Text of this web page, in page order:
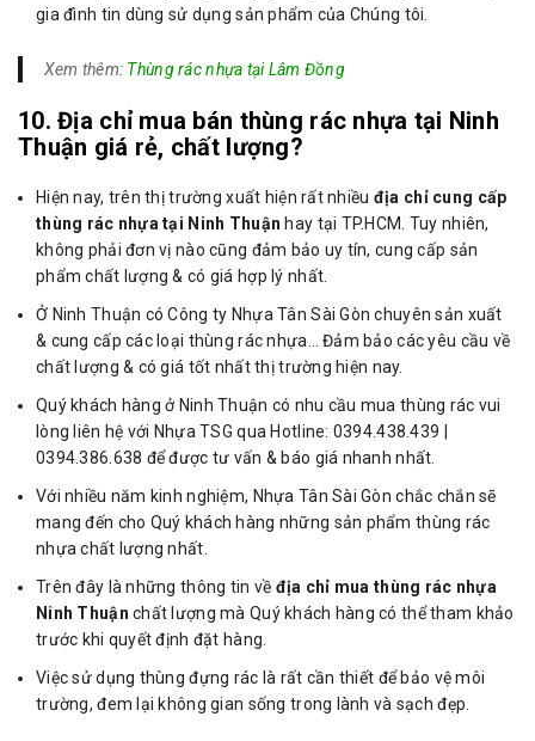
gia đình tin dùng sử dụng sản phẩm của Chúng tôi.
Xem thêm: Thùng rác nhựa tại Lâm Đồng
10. Địa chỉ mua bán thùng rác nhựa tại Ninh
Thuận giá rẻ, chất lượng?
Hiện nay, trên thị trường xuất hiện rất nhiều địa chỉ cung cấp
thùng rác nhựa tại Ninh Thuận hay tại TP.HCM. Tuy nhiên,
không phải đơn vị nào cũng đảm bảo uy tín, cung cấp sản
phẩm chất lượng & có giá hợp lý nhất.
Ở Ninh Thuận có Công ty Nhựa Tân Sài Gòn chuyên sản xuất
& cung cấp các loại thùng rác nhựa… Đảm bảo các yêu cầu về
chất lượng & có giá tốt nhất thị trường hiện nay.
Quý khách hàng ở Ninh Thuận có nhu cầu mua thùng rác vui
lòng liên hệ với Nhựa TSG qua Hotline: 0394.438.439 |
0394.386.638 để được tư vấn & báo giá nhanh nhất.
Với nhiều năm kinh nghiệm, Nhựa Tân Sài Gòn chắc chắn sẽ
mang đến cho Quý khách hàng những sản phẩm thùng rác
nhựa chất lượng nhất.
Trên đây là những thông tin về địa chỉ mua thùng rác nhựa
Ninh Thuận chất lượng mà Quý khách hàng có thể tham khảo
trước khi quyết định đặt hàng.
Việc sử dụng thùng đựng rác là rất cần thiết để bảo vệ môi
trường, đem lại không gian sống trong lành và sạch đẹp.